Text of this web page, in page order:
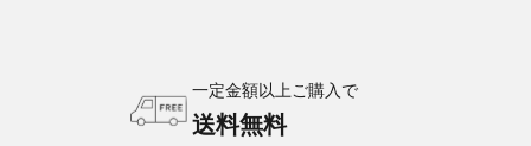
一定金額以上ご購入で
送料無料